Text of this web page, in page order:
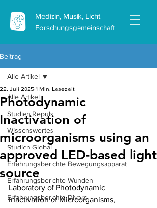
Medizin, Musik, Licht
Forschungsgemeinschaft
Beitrag
Alle Artikel
Studien Repuls
Wissenswertes
Studien Global
Erfahrungsberichte Bewegungsapparat
Erfahrungsberichte Wunden
Erfahrungsberichte Divers
Alle Artikel
Photodynamic
Inactivation of
microorganisms using an
approved LED-based light
source
22. Juli 2025 1 Min. Lesezeit
Laboratory of Photodynamic
Inactivation of Microorganisms,